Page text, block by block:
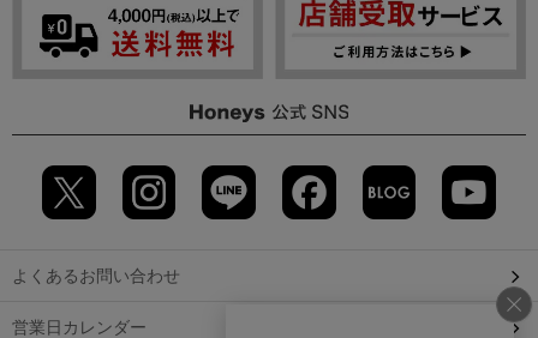
よくあるお問い合わせ
営業日カレンダー